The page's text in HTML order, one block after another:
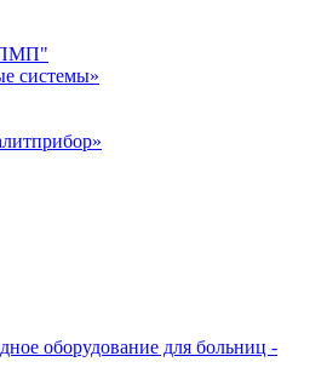
системы»